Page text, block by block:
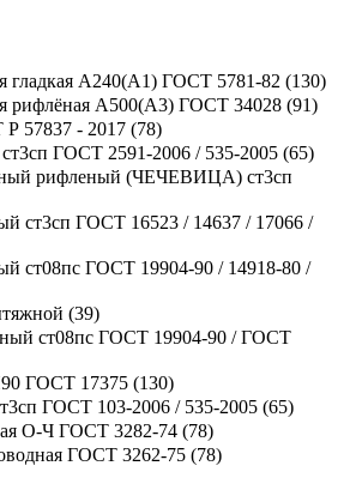
гладкая А240(А1) ГОСТ 5781-82 (130)
рифлёная А500(А3) ГОСТ 34028 (91)
57837 - 2017 (78)
ст3сп ГОСТ 2591-2006 / 535-2005 (65)
рифленый (ЧЕЧЕВИЦА) ст3сп
ст3сп ГОСТ 16523 / 14637 / 17066 /
ст08пс ГОСТ 19904-90 / 14918-80 /
(39)
ст08пс ГОСТ 19904-90 / ГОСТ
ГОСТ 17375 (130)
ГОСТ 103-2006 / 535-2005 (65)
О-Ч ГОСТ 3282-74 (78)
ГОСТ 3262-75 (78)